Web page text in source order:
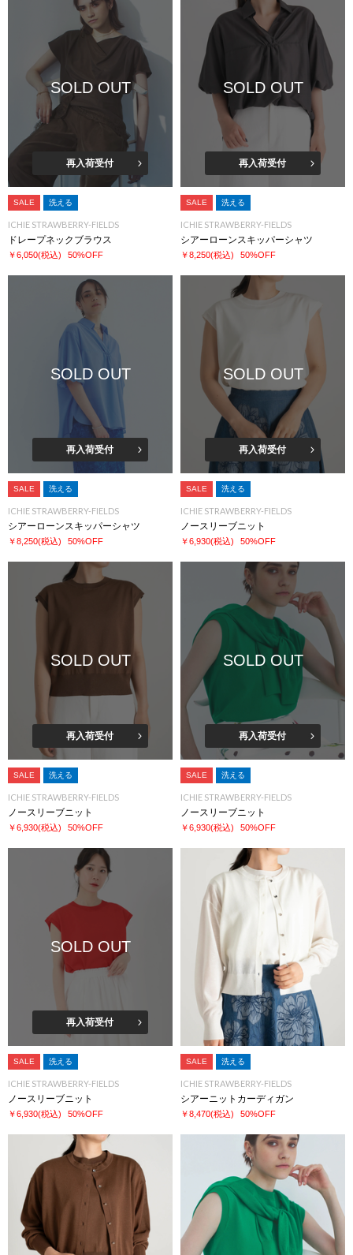
SOLD OUT
再入荷受付
SALE 洗える
ICHIE STRAWBERRY-FIELDS
ドレープネックブラウス
￥6,050(税込) 50%OFF
SOLD OUT
再入荷受付
SALE 洗える
ICHIE STRAWBERRY-FIELDS
シアーローンスキッパーシャツ
￥8,250(税込) 50%OFF
SOLD OUT
再入荷受付
SALE 洗える
ICHIE STRAWBERRY-FIELDS
シアーローンスキッパーシャツ
￥8,250(税込) 50%OFF
SOLD OUT
再入荷受付
SALE 洗える
ICHIE STRAWBERRY-FIELDS
ノースリーブニット
￥6,930(税込) 50%OFF
SOLD OUT
再入荷受付
SALE 洗える
ICHIE STRAWBERRY-FIELDS
ノースリーブニット
￥6,930(税込) 50%OFF
SOLD OUT
再入荷受付
SALE 洗える
ICHIE STRAWBERRY-FIELDS
ノースリーブニット
￥6,930(税込) 50%OFF
SOLD OUT
再入荷受付
SALE 洗える
ICHIE STRAWBERRY-FIELDS
ノースリーブニット
￥6,930(税込) 50%OFF
SALE 洗える
ICHIE STRAWBERRY-FIELDS
シアーニットカーディガン
￥8,470(税込) 50%OFF